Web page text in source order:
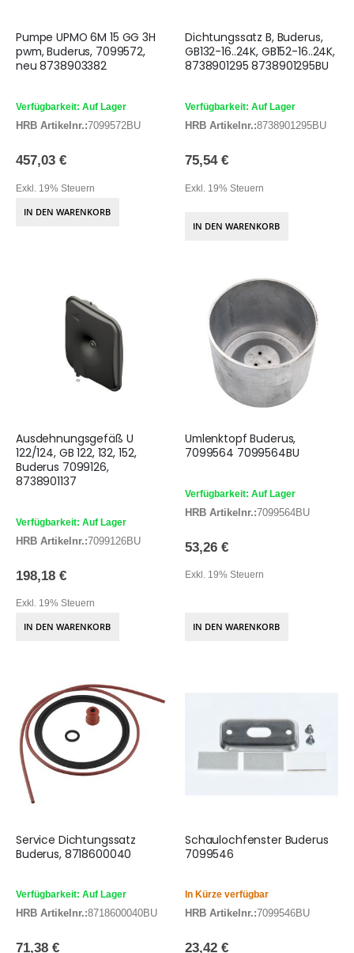
Pumpe UPMO 6M 15 GG 3H
pwm, Buderus, 7099572,
neu 8738903382
Verfügbarkeit: Auf Lager
HRB Artikelnr.:7099572BU
457,03 €
Exkl. 19% Steuern
IN DEN WARENKORB
Dichtungssatz B, Buderus,
GB132-16..24K, GB152-16..24K,
8738901295 8738901295BU
Verfügbarkeit: Auf Lager
HRB Artikelnr.:8738901295BU
75,54 €
Exkl. 19% Steuern
IN DEN WARENKORB
Ausdehnungsgefäß U
122/124, GB 122, 132, 152,
Buderus 7099126,
8738901137
Verfügbarkeit: Auf Lager
HRB Artikelnr.:7099126BU
198,18 €
Exkl. 19% Steuern
IN DEN WARENKORB
Umlenktopf Buderus,
7099564 7099564BU
Verfügbarkeit: Auf Lager
HRB Artikelnr.:7099564BU
53,26 €
Exkl. 19% Steuern
IN DEN WARENKORB
Service Dichtungssatz
Buderus, 8718600040
Verfügbarkeit: Auf Lager
HRB Artikelnr.:8718600040BU
71,38 €
Schaulochfenster Buderus
7099546
In Kürze verfügbar
HRB Artikelnr.:7099546BU
23,42 €